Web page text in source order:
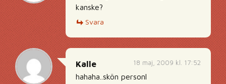
kanske?
Svara
18 maj, 2009 kl. 17:52
Kalle
hahaha..skön personl